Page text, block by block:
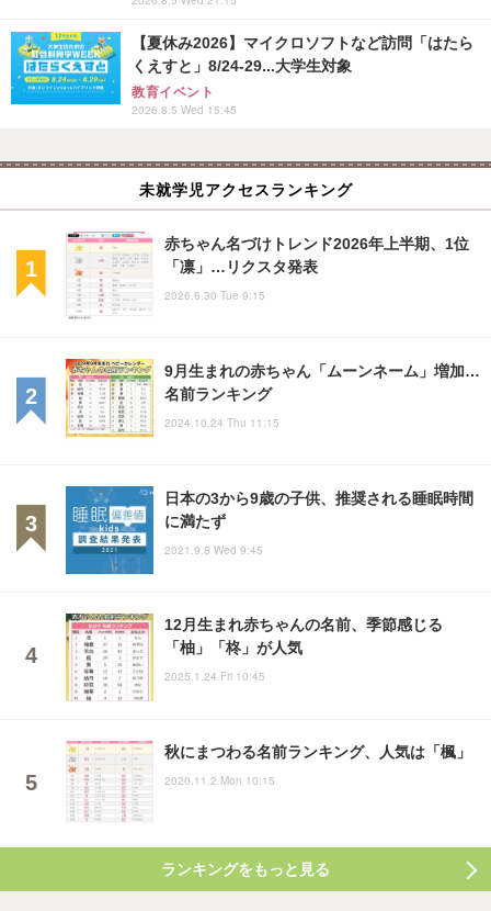
【夏休み2026】マイクロソフトなど訪問「はたら
くえすと」8/24-29...大学生対象
教育イベント
2026.8.5 Wed 15:45
未就学児アクセスランキング
赤ちゃん名づけトレンド2026年上半期、1位
「凛」…リクスタ発表
2026.6.30 Tue 9:15
9月生まれの赤ちゃん「ムーンネーム」増加…
名前ランキング
2024.10.24 Thu 11:15
日本の3から9歳の子供、推奨される睡眠時間
に満たず
2021.9.8 Wed 9:45
12月生まれ赤ちゃんの名前、季節感じる
「柚」「柊」が人気
2025.1.24 Fri 10:45
秋にまつわる名前ランキング、人気は「楓」
2020.11.2 Mon 10:15
ランキングをもっと見る